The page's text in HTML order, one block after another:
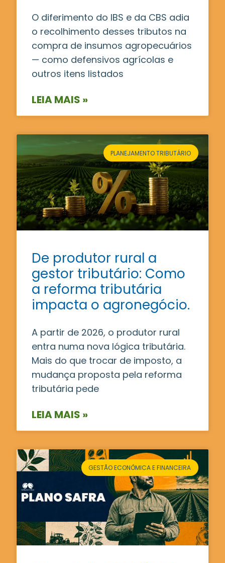
O diferimento do IBS e da CBS adia
o recolhimento desses tributos na
compra de insumos agropecuários
— como defensivos agrícolas e
outros itens listados
LEIA MAIS »
PLANEJAMENTO TRIBUTÁRIO
De produtor rural a
gestor tributário: Como
a reforma tributária
impacta o agronegócio.
A partir de 2026, o produtor rural
entra numa nova lógica tributária.
Mais do que trocar de imposto, a
mudança proposta pela reforma
tributária pede
LEIA MAIS »
GESTÃO ECONÔMICA E FINANCEIRA